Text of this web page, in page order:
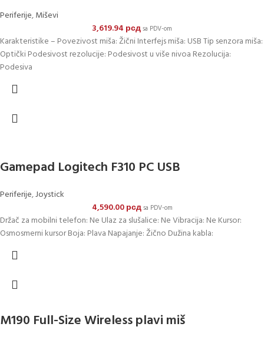
Periferije,Miševi
3,619.94 рсдsa PDV-om
Karakteristike – Povezivost miša: Žični Interfejs miša: USB Tip senzora miša:
Optički Podesivost rezolucije: Podesivost u više nivoa Rezolucija:
Podesiva
Gamepad Logitech F310 PC USB
Periferije,Joystick
4,590.00рсдsa PDV-om
Držač za mobilni telefon: Ne Ulaz za slušalice: Ne Vibracija: Ne Kursor:
Osmosmerni kursor Boja: Plava Napajanje: Žično Dužina kabla:
M190 Full-Size Wireless plavi miš